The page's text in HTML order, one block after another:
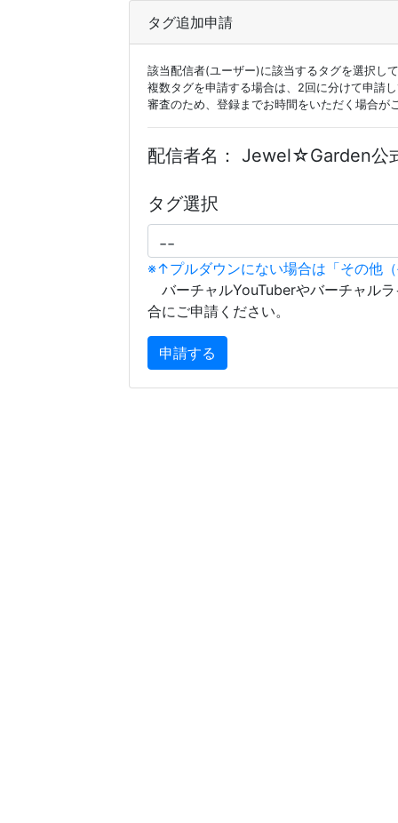
タグ追加申請
該当配信者(ユーザー)に該当するタグを選択し
複数タグを申請する場合は、2回に分けて申請
審査のため、登録までお時間をいただく場合が
配信者名： Jewel☆Garden公
タグ選択
※↑プルダウンにない場合は「その他
バーチャルYouTuberやバーチャル
合にご申請ください。
申請する